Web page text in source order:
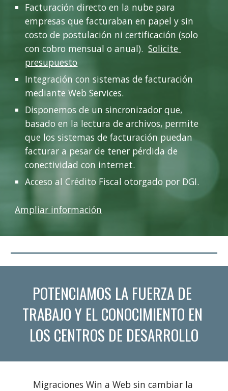
Facturación directo en la nube para
empresas que facturaban en papel y sin
costo de postulación ni certificación (solo
con cobro mensual o anual). Solicite
presupuesto
Integración con sistemas de facturación
mediante Web Services.
Disponemos de un sincronizador que,
basado en la lectura de archivos, permite
que los sistemas de facturación puedan
facturar a pesar de tener pérdida de
conectividad con internet.
Acceso al Crédito Fiscal otorgado por DGI.
Ampliar información
POTENCIAMOS LA FUERZA DE
TRABAJO Y EL CONOCIMIENTO EN
LOS CENTROS DE DESARROLLO
Migraciones Win a Web sin cambiar la